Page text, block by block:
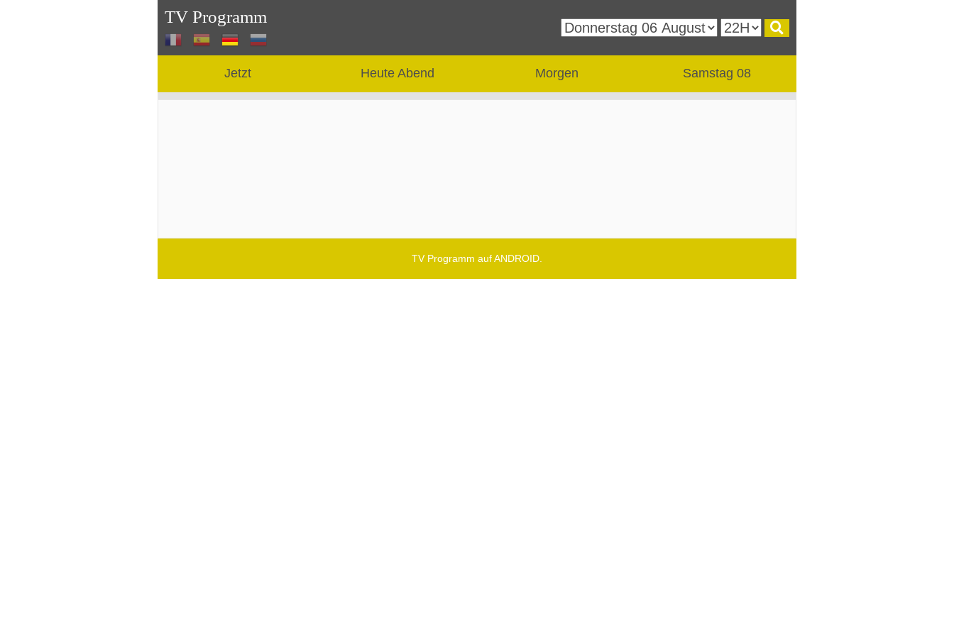
TV Programm
Jetzt Heute Abend Morgen Samstag 08
TV Programm auf ANDROID.